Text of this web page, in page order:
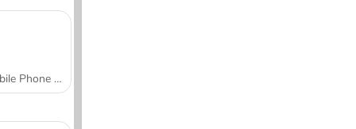
Mobile Phone Case Design & DIY